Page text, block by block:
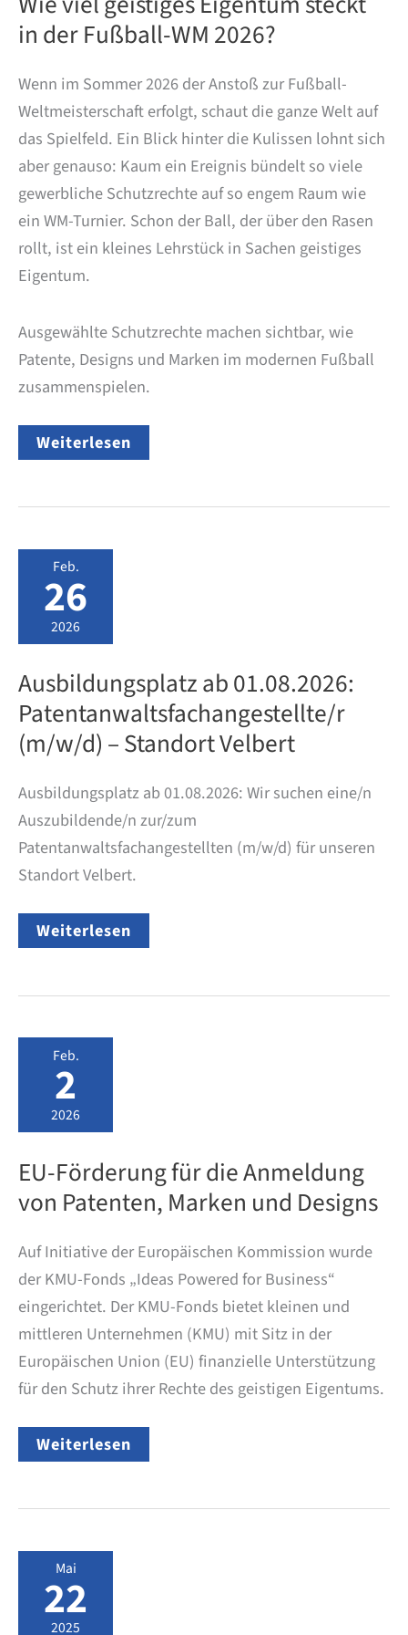
in der Fußball-WM 2026?
Wenn im Sommer 2026 der Anstoß zur Fußball-
Weltmeisterschaft erfolgt, schaut die ganze Welt auf
das Spielfeld. Ein Blick hinter die Kulissen lohnt sich
aber genauso: Kaum ein Ereignis bündelt so viele
gewerbliche Schutzrechte auf so engem Raum wie
ein WM-Turnier. Schon der Ball, der über den Rasen
rollt, ist ein kleines Lehrstück in Sachen geistiges
Eigentum.
Ausgewählte Schutzrechte machen sichtbar, wie
Patente, Designs und Marken im modernen Fußball
zusammenspielen.
Wie
viel
steckt
Fußball-
WM
2026?
Weiterlesen
Feb.
26
2026
Ausbildungsplatz ab 01.08.2026:
Patentanwaltsfachangestellte/r
(m/w/d) – Standort Velbert
Ausbildungsplatz ab 01.08.2026: Wir suchen eine/n
Auszubildende/n zur/zum
Patentanwaltsfachangestellten (m/w/d) für unseren
Standort Velbert.
Ausbildungsplatz
ab
(m/w/d)
Velbert
Weiterlesen
Feb.
2
2026
EU-Förderung für die Anmeldung
von Patenten, Marken und Designs
Auf Initiative der Europäischen Kommission wurde
der KMU-Fonds „Ideas Powered for Business“
eingerichtet. Der KMU-Fonds bietet kleinen und
mittleren Unternehmen (KMU) mit Sitz in der
Europäischen Union (EU) finanzielle Unterstützung
für den Schutz ihrer Rechte des geistigen Eigentums.
EU-
Förderung
Anmeldung
Marken
und
Designs
Weiterlesen
Mai
22
2025